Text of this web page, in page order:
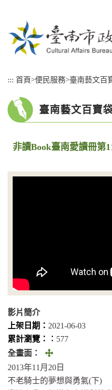
::: 首頁>便民服務>臺南藝文百
臺南藝文百寶
非讀Book臺南愛讀冊第
影片簡介
上架日期： 2021-06-03
累計瀏覽：︰ 577
全畫面：
全
畫
面
2013年11月20日
不老騎士的夢想與勇氣(下)